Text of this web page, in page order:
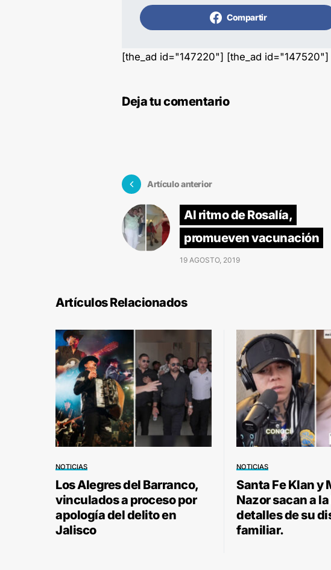
Compartir
[the_ad id="147220"] [the_ad id="147520"]
Deja tu comentario
Artículo anterior
Al ritmo de Rosalía,
promueven vacunación
19 AGOSTO, 2019
Artículos Relacionados
NOTICIAS
Los Alegres del Barranco,
vinculados a proceso por
apología del delito en
Jalisco
NOTICIAS
Santa Fe Klan y
Nazor sacan a
detalles de su
familiar.